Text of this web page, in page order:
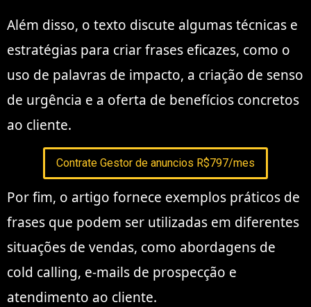
Além disso, o texto discute algumas técnicas e
estratégias para criar frases eficazes, como o
uso de palavras de impacto, a criação de senso
de urgência e a oferta de benefícios concretos
ao cliente.
Contrate Gestor de anuncios R$797/mes
Por fim, o artigo fornece exemplos práticos de
frases que podem ser utilizadas em diferentes
situações de vendas, como abordagens de
cold calling, e-mails de prospecção e
atendimento ao cliente.